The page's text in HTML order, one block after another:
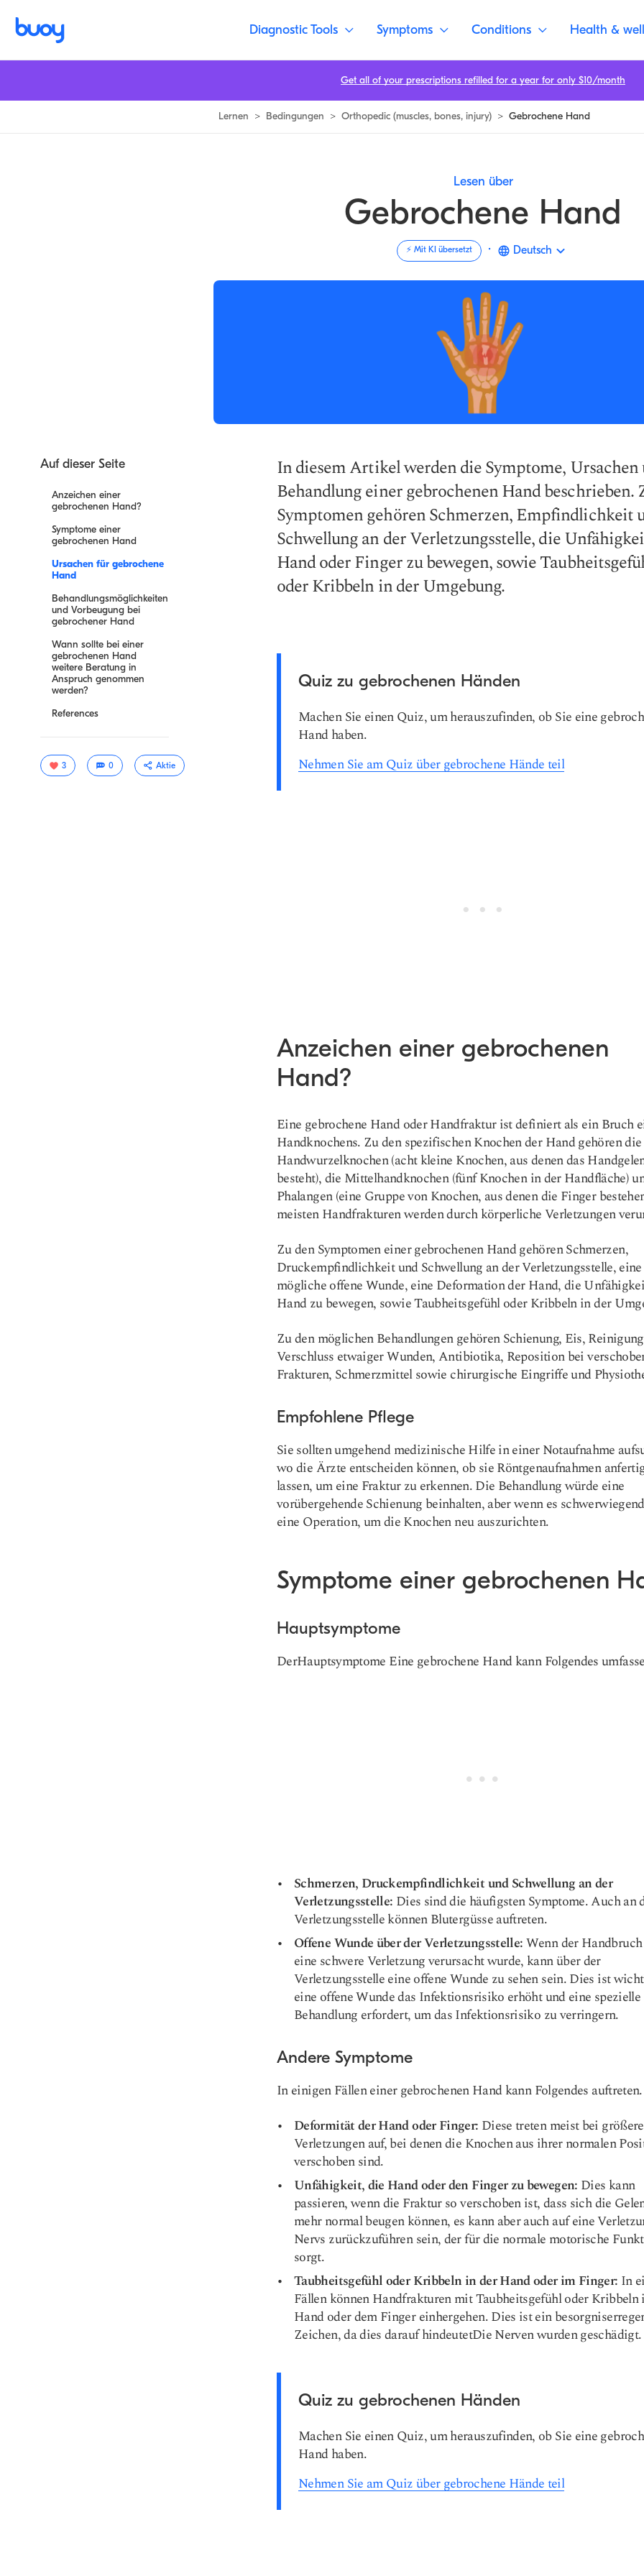
Diagnostic Tools Symptoms Conditions Health &
Lernen > Bedingungen > Orthopedic (muscles, bones, injury) > Gebrochene Hand
Lesen über
Gebrochene Hand
⚡️ Mit KI übersetzt · Deutsch
Auf dieser Seite
Anzeichen einer
gebrochenen Hand?
Symptome einer
gebrochenen Hand
Ursachen für gebrochene
Hand
Behandlungsmöglichkeiten
und Vorbeugung bei
gebrochener Hand
Wann sollte bei einer
gebrochenen Hand
weitere Beratung in
Anspruch genommen
werden?
References
3 0 Aktie
In diesem Artikel werden die Symptome, Ursachen
Behandlung einer gebrochenen Hand beschrieben.
Symptomen gehören Schmerzen, Empfindlichkeit
Schwellung an der Verletzungsstelle, die
Hand oder Finger zu bewegen, sowie
oder Kribbeln in der Umgebung.
Quiz zu gebrochenen Händen
Machen Sie einen Quiz, um herauszufinden, ob Sie eine
Hand haben.
Nehmen Sie am Quiz über gebrochene Hände teil
Anzeichen einer gebrochenen
Hand?
Eine gebrochene Hand oder Handfraktur ist definiert als ein Bruch
Handknochens. Zu den spezifischen Knochen der Hand gehören die
Handwurzelknochen (acht kleine Knochen, aus denen das
besteht), die Mittelhandknochen (fünf Knochen in der Handfläche)
Phalangen (eine Gruppe von Knochen, aus denen die Finger
meisten Handfrakturen werden durch körperliche Verletzungen
Zu den Symptomen einer gebrochenen Hand gehören Schmerzen,
Druckempfindlichkeit und Schwellung an der Verletzungsstelle, eine
mögliche offene Wunde, eine Deformation der Hand, die
Hand zu bewegen, sowie Taubheitsgefühl oder Kribbeln in der
Zu den möglichen Behandlungen gehören Schienung, Eis,
Verschluss etwaiger Wunden, Antibiotika, Reposition bei
Frakturen, Schmerzmittel sowie chirurgische Eingriffe und
Empfohlene Pflege
Sie sollten umgehend medizinische Hilfe in einer Notaufnahme
wo die Ärzte entscheiden können, ob sie Röntgenaufnahmen
lassen, um eine Fraktur zu erkennen. Die Behandlung würde eine
vorübergehende Schienung beinhalten, aber wenn es
eine Operation, um die Knochen neu auszurichten.
Symptome einer gebrochenen
Hauptsymptome
DerHauptsymptome Eine gebrochene Hand kann Folgendes
Schmerzen, Druckempfindlichkeit und Schwellung an der
Verletzungsstelle: Dies sind die häufigsten Symptome. Auch an
Verletzungsstelle können Blutergüsse auftreten.
Offene Wunde über der Verletzungsstelle:Wenn der
eine schwere Verletzung verursacht wurde, kann über der
Verletzungsstelle eine offene Wunde zu sehen sein. Dies ist
eine offene Wunde das Infektionsrisiko erhöht und eine spezielle
Behandlung erfordert, um das Infektionsrisiko zu verringern.
Andere Symptome
In einigen Fällen einer gebrochenen Hand kann Folgendes auftreten.
Deformität der Hand oder Finger: Diese treten meist bei
Verletzungen auf, bei denen die Knochen aus ihrer normalen
verschoben sind.
Unfähigkeit, die Hand oder den Finger zu bewegen: Dies kann
passieren, wenn die Fraktur so verschoben ist, dass sich die
mehr normal beugen können, es kann aber auch auf eine
Nervs zurückzuführen sein, der für die normale motorische
sorgt.
Taubheitsgefühl oder Kribbeln in der Hand oder im Finger: In
Fällen können Handfrakturen mit Taubheitsgefühl oder Kribbeln
Hand oder dem Finger einhergehen. Dies ist ein
Zeichen, da dies darauf hindeutetDie Nerven wurden geschädigt.
Quiz zu gebrochenen Händen
Machen Sie einen Quiz, um herauszufinden, ob Sie eine
Hand haben.
Nehmen Sie am Quiz über gebrochene Hände teil
Get all of your prescriptions refilled for a year for only $10/month